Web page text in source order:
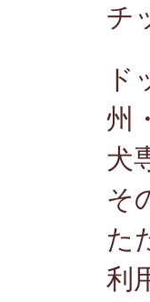
チ
ド
州
犬
そ
た
利